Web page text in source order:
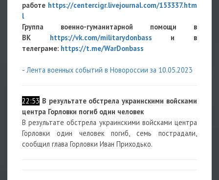
работе https://centercigr.livejournal.com/153337.htm
l
Группа военно-гуманитарной помощи в
ВК https://vk.com/militarydonbass и в
телеграме: https://t.me/WarDonbass
- Лента военных событий в Новороссии за 10.05.2023
22:53 В результате обстрела украинскими войсками
центра Горловки погиб один человек
В результате обстрела украинскими войсками центра
Горловки один человек погиб, семь пострадали,
сообщил глава Горловки Иван Приходько.